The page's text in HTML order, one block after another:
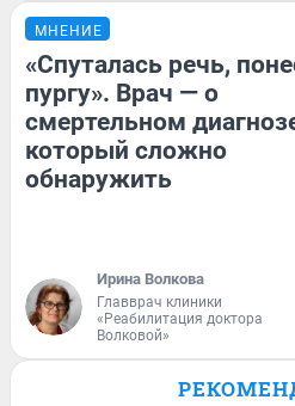
МНЕНИЕ
«Спуталась речь,
пургу». Врач — о
смертельном
который сложно
обнаружить
Ирина Волкова
Главврач клиники
«Реабилитация доктора
Волковой»